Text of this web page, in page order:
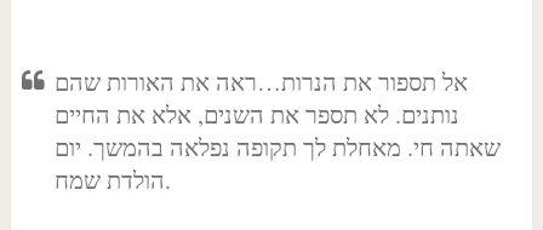
אל תספור את הנרות…ראה את האורות שהם
נותנים. לא תספר את השנים, אלא את החיים
שאתה חי. מאחלת לך תקופה נפלאה בהמשך. יום
הולדת שמח.